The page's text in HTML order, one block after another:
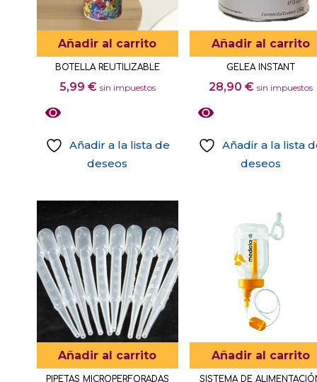
Añadir al carrito
BOTELLA REUTILIZABLE
5,99 € sin impuestos
Añadir a la lista de
deseos
Añadir al carrito
GELEA INSTANT
28,90 € sin impuestos
Añadir a la lista
deseos
Añadir al carrito
PIPETAS MICROPERFORADAS
Añadir al carrito
SISTEMA DE